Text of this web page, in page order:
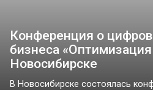
Конференция о
бизнеса
Новосибирске
В Новосибирске состоялась